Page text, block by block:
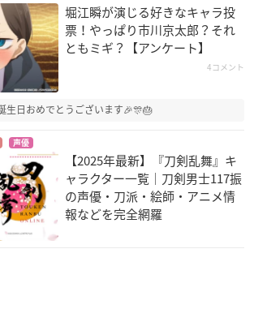
アイドルマスター Si
ピエール
十二大戦
ナナマル サンバツ
堀江瞬が演じる好きなキャラ投
票！やっぱり市川京太郎？それ
ともミギ？【アンケート】
4コメント
生日おめでとうございます🎉🎊🎂
声優
【2025年最新】『刀剣乱舞』キ
ャラクター一覧｜刀剣男士117振
の声優・刀派・絵師・アニメ情
報などを完全網羅